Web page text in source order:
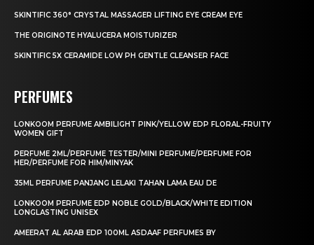
SKINTIFIC 360° CRYSTAL MASSAGER LIFTING EYE CREAM EYE
THE ORIGINOTE HYALUCERA MOISTURIZER
SKINTIFIC 5X CERAMIDE LOW PH GENTLE CLEANSER FACE
PERFUMES
LONKOOM PERFUME AMBILIGHT PINK/YELLOW EDP FLORAL-FRUITY
WOMEN GIFT
PERFUME 2ML/PERFUME TESTER/MINI PERFUME/PERFUME FOR
HER/PERFUME FOR HIM/MINYAK
35ML PERFUME PANJANG LELAKI TAHAN LAMA EAU DE
LONKOOM PERFUME EDP NOBLE GOLD/BLACK/WHITE EDITION
LONGLASTING UNISEX
AMEERAT AL ARAB EDP 100ML ASDAAF PERFUMES BY